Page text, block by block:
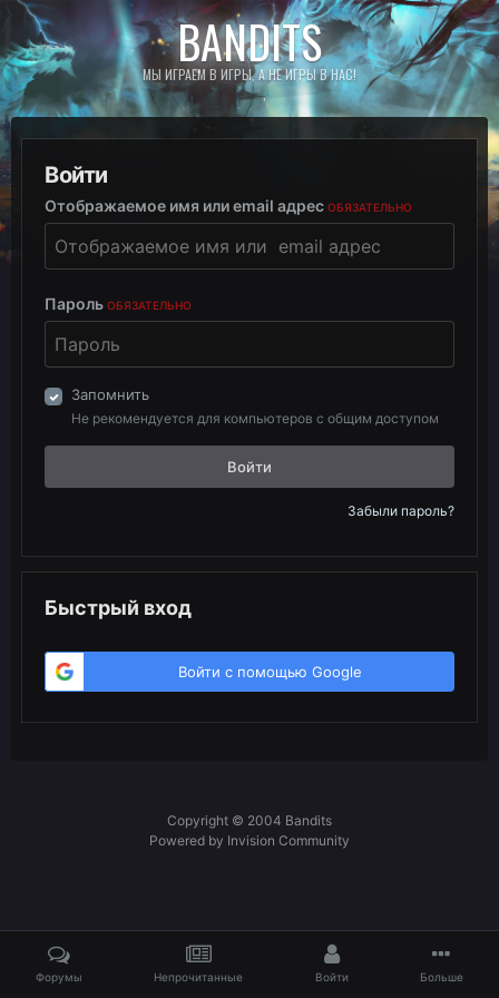
BANDITS
МЫ ИГРАЕМ В ИГРЫ, А НЕ ИГРЫ В НАС!
Войти
Отображаемое имя или email адрес ОБЯЗАТЕЛЬНО
Пароль ОБЯЗАТЕЛЬНО
Запомнить
Не рекомендуется для компьютеров с общим доступом
Войти
Забыли пароль?
Быстрый вход
Войти с помощью Google
Copyright © 2004 Bandits
Powered by Invision Community
Форумы Непрочитанные Войти Больше